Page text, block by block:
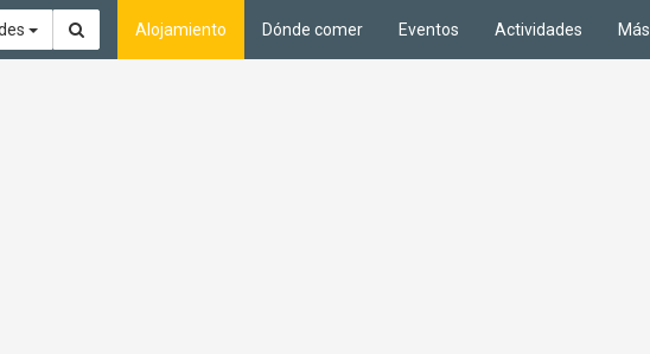
Alojamiento Dónde comer Eventos Actividades Más